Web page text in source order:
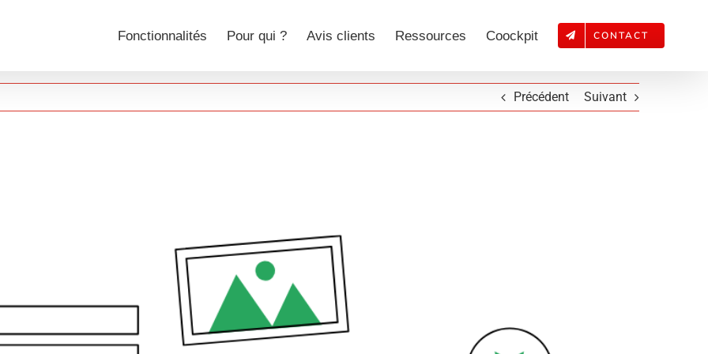
Fonctionnalités Pour qui ? Avis clients Ressources Coockpit CONTACT
Précédent Suivant